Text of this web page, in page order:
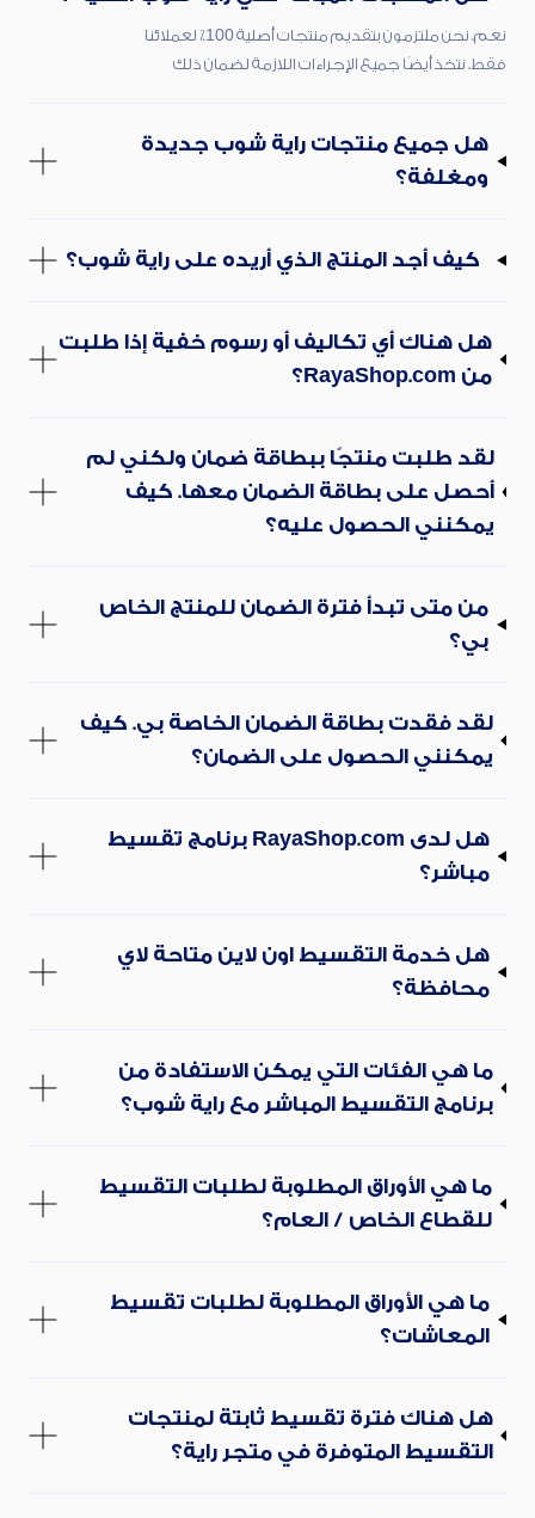
نعم. نحن ملتزمون بتقديم منتجات أصلية 100٪ لعملائنا
فقط. نتخذ أيضًا جميع الإجراءات اللازمة لضمان ذلك
هل جميع منتجات راية شوب جديدة
ومغلفة؟
كيف أجد المنتج الذي أريده على راية شوب؟
هل هناك أي تكاليف أو رسوم خفية إذا طلبت
من RayaShop.com؟
لقد طلبت منتجًا ببطاقة ضمان ولكني لم
أحصل على بطاقة الضمان معها. كيف
يمكنني الحصول عليه؟
من متى تبدأ فترة الضمان للمنتج الخاص
بي؟
لقد فقدت بطاقة الضمان الخاصة بي. كيف
يمكنني الحصول على الضمان؟
هل لدى RayaShop.com برنامج تقسيط
مباشر؟
هل خدمة التقسيط اون لاين متاحة لاي
محافظة؟
ما هي الفئات التي يمكن الاستفادة من
برنامج التقسيط المباشر مع راية شوب؟
ما هي الأوراق المطلوبة لطلبات التقسيط
للقطاع الخاص / العام؟
ما هي الأوراق المطلوبة لطلبات تقسيط
المعاشات؟
هل هناك فترة تقسيط ثابتة لمنتجات
التقسيط المتوفرة في متجر راية؟